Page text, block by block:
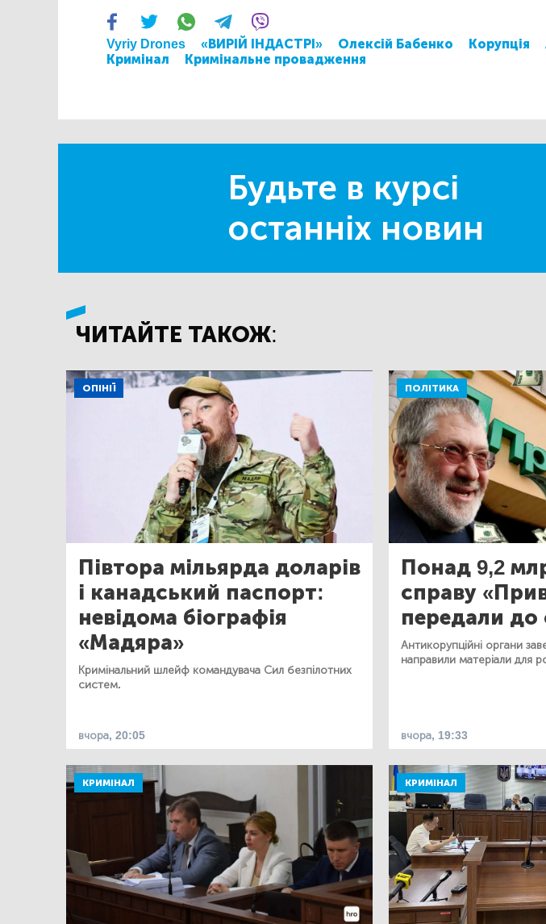
Vyriy Drones «ВИРІЙ ІНДАСТРІ» Олексій Бабенко Корупція
Кримінал
Кримінальне провадження
Будьте в курсі
останніх новин
ЧИТАЙТЕ ТАКОЖ:
ОПІНІЇ
Півтора мільярда доларів
і канадський паспорт:
невідома біографія
«Мадяра»
Кримінальний шлейф командувача Сил безпілотних
систем.
вчора, 20:05
ПОЛІТИКА
Понад 9,2
справу
передали до
Антикорупційні органи
направили матеріали для
вчора, 19:33
КРИМІНАЛ КРИМІНАЛ